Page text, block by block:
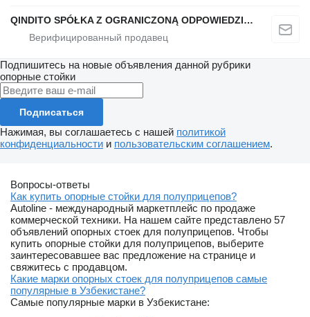
QINDITO SPÓŁKA Z OGRANICZONĄ ODPOWIEDZIALNOŚCIĄ
Подпишитесь на новые объявления данной рубрики
опорные стойки
Подписаться
Нажимая, вы соглашаетесь с нашей политикой
конфиденциальности и пользовательским соглашением.
Вопросы-ответы
Как купить опорные стойки для полуприцепов?
Autoline - международный маркетплейс по продаже
коммерческой техники. На нашем сайте представлено 57
объявлений опорных стоек для полуприцепов. Чтобы
купить опорные стойки для полуприцепов, выберите
заинтересовавшее вас предложение на странице и
свяжитесь с продавцом.
Какие марки опорных стоек для полуприцепов самые
популярные в Узбекистане?
Самые популярные марки в Узбекистане: